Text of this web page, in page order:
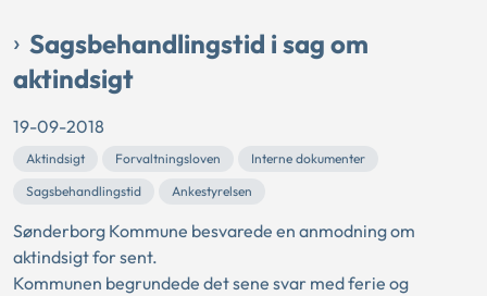
Sagsbehandlingstid i sag om
aktindsigt
19-09-2018
Aktindsigt Forvaltningsloven
Interne dokumenter
Sagsbehandlingstid
Ankestyrelsen
Sønderborg Kommune besvarede en anmodning om
aktindsigt for sent.
Kommunen begrundede det sene svar med ferie og